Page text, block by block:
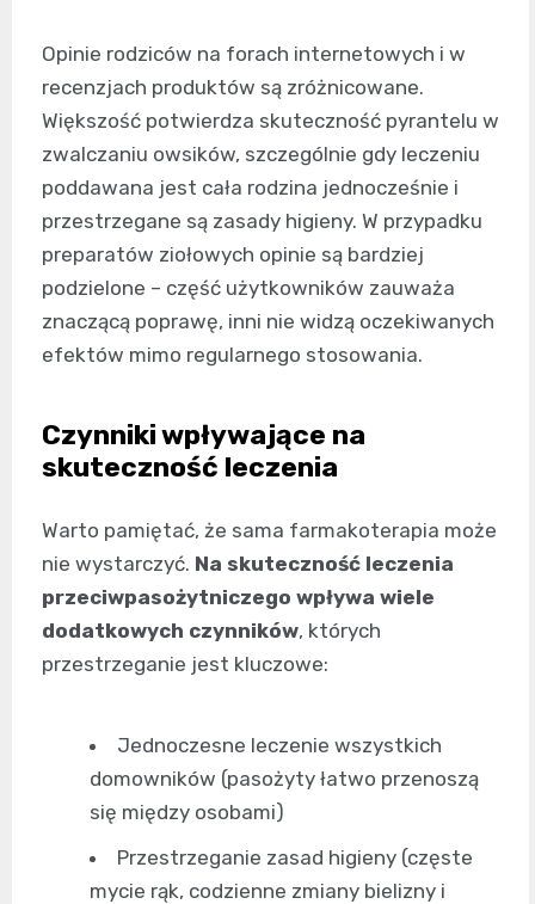
Opinie rodziców na forach internetowych i w
recenzjach produktów są zróżnicowane.
Większość potwierdza skuteczność pyrantelu w
zwalczaniu owsików, szczególnie gdy leczeniu
poddawana jest cała rodzina jednocześnie i
przestrzegane są zasady higieny. W przypadku
preparatów ziołowych opinie są bardziej
podzielone – część użytkowników zauważa
znaczącą poprawę, inni nie widzą oczekiwanych
efektów mimo regularnego stosowania.
Czynniki wpływające na
skuteczność leczenia
Warto pamiętać, że sama farmakoterapia może
nie wystarczyć. Na skuteczność leczenia
przeciwpasożytniczego wpływa wiele
dodatkowych czynników, których
przestrzeganie jest kluczowe:
Jednoczesne leczenie wszystkich
domowników (pasożyty łatwo przenoszą
się między osobami)
Przestrzeganie zasad higieny (częste
mycie rąk, codzienne zmiany bielizny i